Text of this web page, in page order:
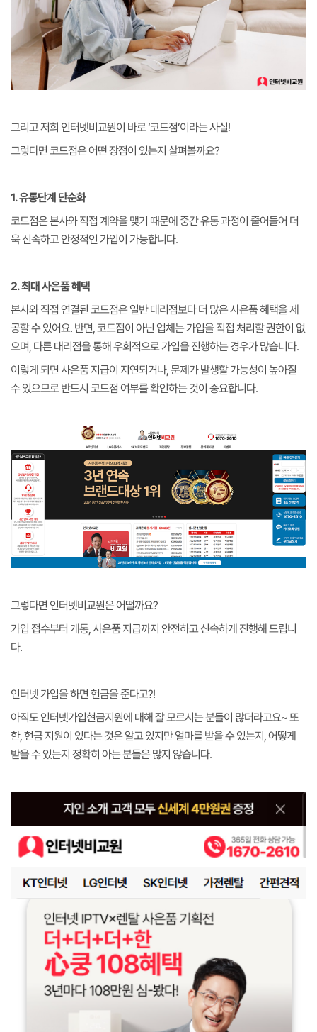
그리고 저희 인터넷비교원이 바로 ‘코드점’이라는 사실!
그렇다면 코드점은 어떤 장점이 있는지 살펴볼까요?
1. 유통단계 단순화
코드점은 본사와 직접 계약을 맺기 때문에 중간 유통 과정이 줄어들어 더
욱 신속하고 안정적인 가입이 가능합니다.
2. 최대 사은품 혜택
본사와 직접 연결된 코드점은 일반 대리점보다 더 많은 사은품 혜택을 제
공할 수 있어요. 반면, 코드점이 아닌 업체는 가입을 직접 처리할 권한이 없
으며, 다른 대리점을 통해 우회적으로 가입을 진행하는 경우가 많습니다.
이렇게 되면 사은품 지급이 지연되거나, 문제가 발생할 가능성이 높아질
수 있으므로 반드시 코드점 여부를 확인하는 것이 중요합니다.
그렇다면 인터넷비교원은 어떨까요?
가입 접수부터 개통, 사은품 지급까지 안전하고 신속하게 진행해 드립니
다.
인터넷 가입을 하면 현금을 준다고?!
아직도 인터넷가입현금지원에 대해 잘 모르시는 분들이 많더라고요~ 또
한, 현금 지원이 있다는 것은 알고 있지만 얼마를 받을 수 있는지, 어떻게
받을 수 있는지 정확히 아는 분들은 많지 않습니다.